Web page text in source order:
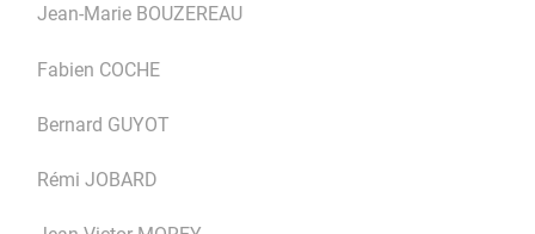
Jean-Marie BOUZEREAU
Fabien COCHE
Bernard GUYOT
Rémi JOBARD